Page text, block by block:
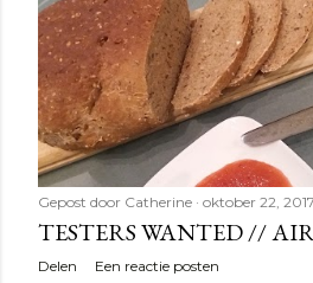
t
s
Gepost door Catherine oktober 22, 2017
TESTERS WANTED //
Delen Een reactie posten